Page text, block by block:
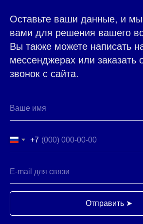
Оставьте ваши данные, и
вами для решения вашего
Вы также можете написать
мессенджерах или заказать
звонок с сайта.
+7
Отправить ➤
ОТ INTERFOODGROUP